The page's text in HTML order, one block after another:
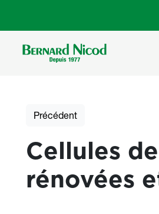
Précédent
Cellules
rénovées